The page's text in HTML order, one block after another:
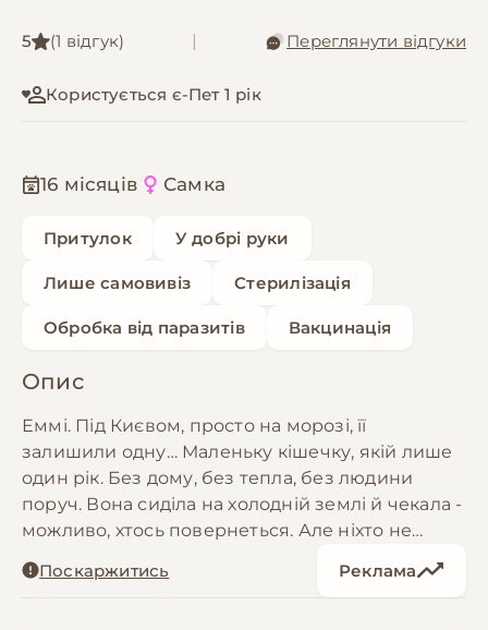
5 (1 відгук) Переглянути відгуки
Користується є-Пет 1 рік
16 місяців Самка
Притулок У добрі руки
Лише самовивіз Стерилізація
Обробка від паразитів Вакцинація
Опис
Еммі. Під Києвом, просто на морозі, її
залишили одну… Маленьку кішечку, якій лише
один рік. Без дому, без тепла, без людини
поруч. Вона сиділа на холодній землі й чекала -
можливо, хтось повернеться. Але ніхто не
що тихенько притуляються до людини й
Поскаржитись Реклама